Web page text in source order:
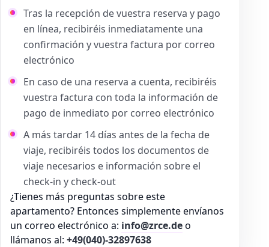
Tras la recepción de vuestra reserva y pago
en línea, recibiréis inmediatamente una
confirmación y vuestra factura por correo
electrónico
En caso de una reserva a cuenta, recibiréis
vuestra factura con toda la información de
pago de inmediato por correo electrónico
A más tardar 14 días antes de la fecha de
viaje, recibiréis todos los documentos de
viaje necesarios e información sobre el
check-in y check-out
¿Tienes más preguntas sobre este
apartamento? Entonces simplemente envíanos
un correo electrónico a: info@zrce.deo
llámanos al: +49(040)-32897638